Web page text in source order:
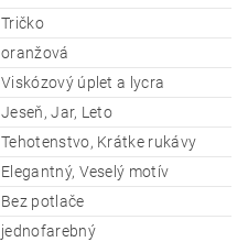
Tričko
oranžová
Viskózový úplet a lycra
Jeseň, Jar, Leto
Tehotenstvo, Krátke rukávy
Elegantný, Veselý motív
Bez potlače
jednofarebný